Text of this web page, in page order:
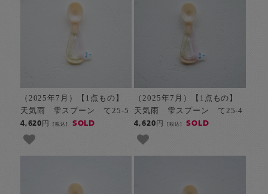
（2025年7月）【1点もの】
天気雨 雫スプーン て25-5
4,620円[税込] SOLD
（2025年7月）【1点もの】
天気雨 雫スプーン て25-4
4,620円 [税込] SOLD